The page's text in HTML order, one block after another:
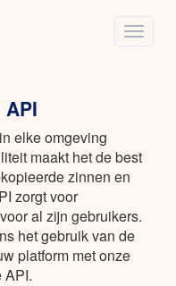
elke omgeving
maakt het de best
zinnen en
zorgt voor
al zijn gebruikers.
het gebruik van de
platform met onze
API.